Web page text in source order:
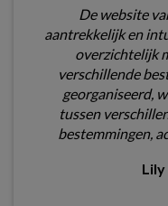
De website
aantrekkelijk en
overzichtelijk
verschillende
georganiseerd,
tussen
bestemmingen,
Lily